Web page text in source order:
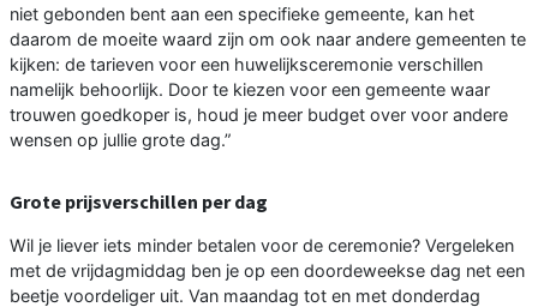
niet gebonden bent aan een specifieke gemeente, kan het
daarom de moeite waard zijn om ook naar andere gemeenten te
kijken: de tarieven voor een huwelijksceremonie verschillen
namelijk behoorlijk. Door te kiezen voor een gemeente waar
trouwen goedkoper is, houd je meer budget over voor andere
wensen op jullie grote dag.”
Grote prijsverschillen per dag
Wil je liever iets minder betalen voor de ceremonie? Vergeleken
met de vrijdagmiddag ben je op een doordeweekse dag net een
beetje voordeliger uit. Van maandag tot en met donderdag